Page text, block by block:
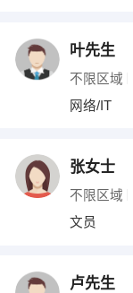
叶先生
不限区域
网络/IT
张女士
不限区域
文员
卢先生